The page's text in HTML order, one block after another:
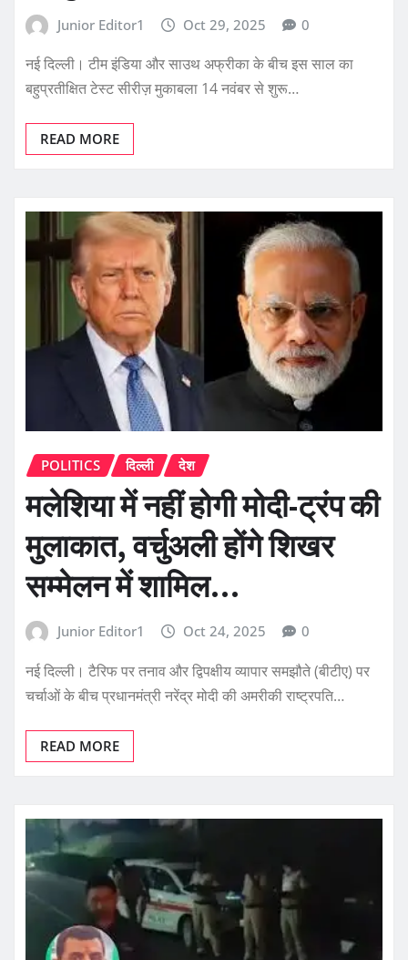
Junior Editor1 Oct 29, 2025 0
नई दिल्ली। टीम इंडिया और साउथ अफ्रीका के बीच इस साल का
बहुप्रतीक्षित टेस्ट सीरीज़ मुकाबला 14 नवंबर से शुरू…
READ MORE
POLITICS दिल्ली देश
मलेशिया में नहीं होगी मोदी-ट्रंप की
मुलाकात, वर्चुअली होंगे शिखर
सम्मेलन में शामिल…
Junior Editor1 Oct 24, 2025 0
नई दिल्ली। टैरिफ पर तनाव और द्विपक्षीय व्यापार समझौते (बीटीए) पर
चर्चाओं के बीच प्रधानमंत्री नरेंद्र मोदी की अमरीकी राष्ट्रपति…
READ MORE